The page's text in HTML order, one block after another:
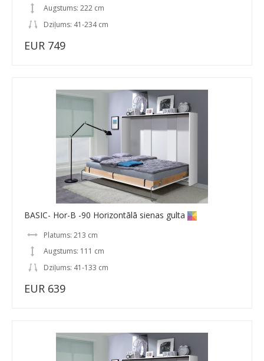
Augstums: 222 cm
Dziļums: 41-234 cm
EUR 749
BASIC- Hor-B -90 Horizontālā sienas gulta
Platums: 213 cm
Augstums: 111 cm
Dziļums: 41-133 cm
EUR 639